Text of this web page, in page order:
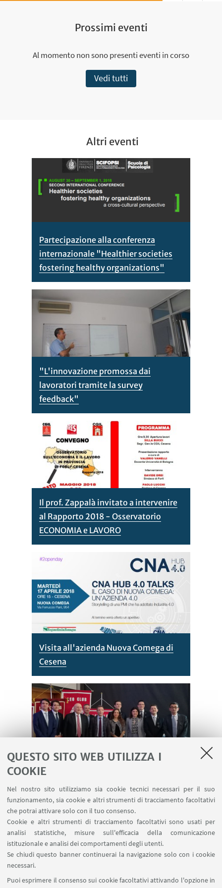
QUESTO SITO WEB UTILIZZA I
COOKIE
Nel nostro sito utilizziamo sia cookie tecnici necessari per il suo
funzionamento, sia cookie e altri strumenti di tracciamento facoltativi
che potrai attivare solo con il tuo consenso.
Cookie e altri strumenti di tracciamento facoltativi sono usati per
analisi statistiche, misure sull'efficacia della comunicazione
istituzionale e analisi dei comportamenti degli utenti.
Se chiudi questo banner continuerai la navigazione solo con i cookie
necessari.
Puoi esprimere il consenso sui cookie facoltativi attivando l'opzione in
Prossimi eventi
Al momento non sono presenti eventi in corso
Vedi tutti
Altri eventi
Partecipazione alla conferenza
internazionale "Healthier societies
fostering healthy organizations"
"L'innovazione promossa dai
lavoratori tramite la survey
feedback"
Il prof. Zappalà invitato a intervenire
al Rapporto 2018 - Osservatorio
ECONOMIA e LAVORO
Visita all'azienda Nuova Comega di
Cesena
Il prof. Zappalà invitato a tenere un
Leo4Leader